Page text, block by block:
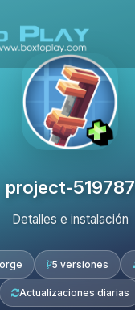
project-519787
Detalles e instalación
5 versiones
Actualizaciones diarias